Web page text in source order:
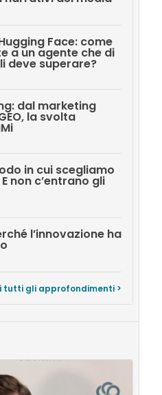
Face: come
a un agente che di
deve superare?
dal marketing
la svolta
in cui scegliamo
non c’entrano gli
l’innovazione ha
tutti gli approfondimenti >